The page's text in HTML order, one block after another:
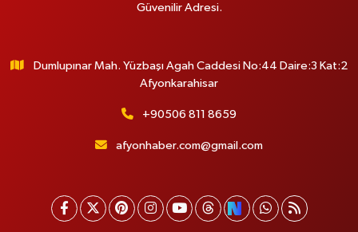
Güvenilir Adresi.
Dumlupınar Mah. Yüzbaşı Agah Caddesi No:44 Daire:3 Kat:2
Afyonkarahisar
+90506 811 8659
afyonhaber.com@gmail.com